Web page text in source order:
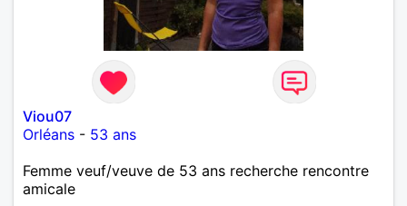
Viou07
Orléans - 53 ans
Femme veuf/veuve de 53 ans recherche rencontre
amicale